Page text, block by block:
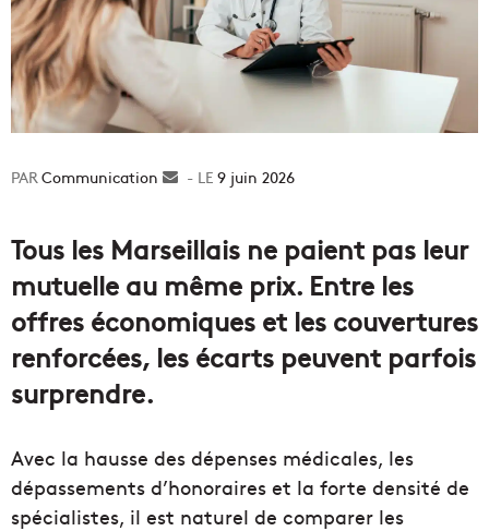
Communication
Envoyer9 juin 2026
Tous les Marseillais ne paient pas leur
mutuelle au même prix. Entre les
offres économiques et les couvertures
renforcées, les écarts peuvent parfois
surprendre.
Avec la hausse des dépenses médicales, les
dépassements d’honoraires et la forte densité de
spécialistes, il est naturel de comparer les